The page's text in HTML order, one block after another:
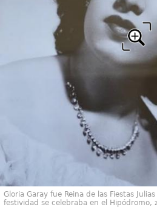
Gloria Garay fue Reina de las Fiestas
festividad se celebraba en el Hipódromo,